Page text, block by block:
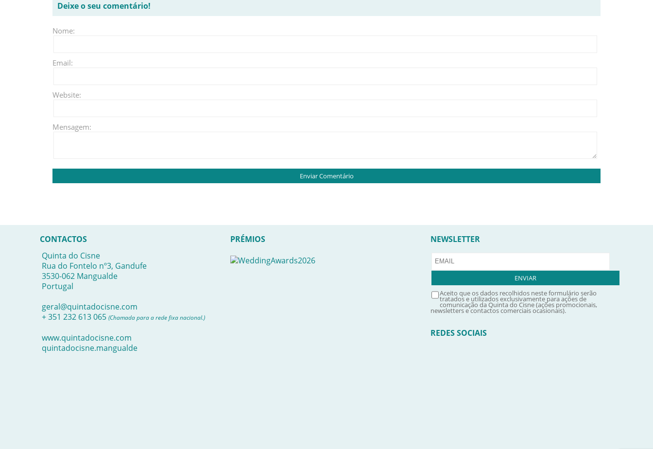
Deixe o seu comentário!
Nome:
Email:
Website:
Mensagem:
CONTACTOS
Quinta do Cisne
Rua do Fontelo nº3, Gandufe
3530-062 Mangualde
Portugal
geral@quintadocisne.com
+ 351 232 613 065 (Chamada para a rede fixa nacional.)
www.quintadocisne.com
quintadocisne.mangualde
PRÉMIOS NEWSLETTER
Aceito que os dados recolhidos neste formulário serão
tratados e utilizados exclusivamente para ações de
comunicação da Quinta do Cisne (ações promocionais,
newsletters e contactos comerciais ocasionais).
REDES SOCIAIS